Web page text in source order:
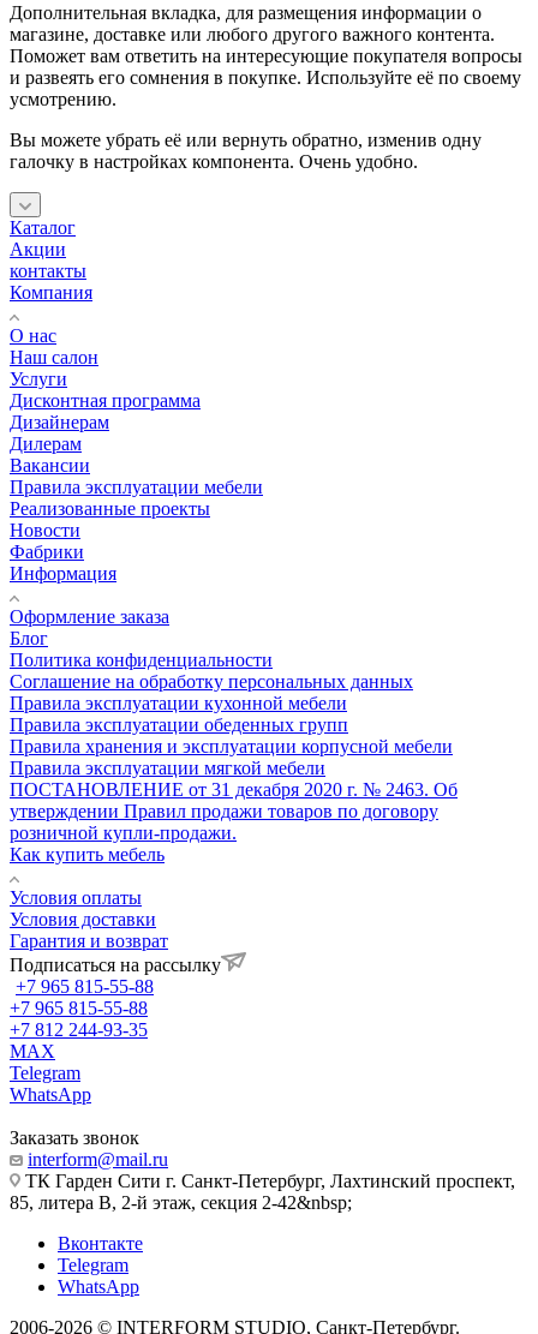
Дополнительная вкладка, для размещения информации о
магазине, доставке или любого другого важного контента.
Поможет вам ответить на интересующие покупателя вопросы
и развеять его сомнения в покупке. Используйте её по своему
усмотрению.
Вы можете убрать её или вернуть обратно, изменив одну
галочку в настройках компонента. Очень удобно.
Каталог
Акции
контакты
Компания
О нас
Наш салон
Услуги
Дисконтная программа
Дизайнерам
Дилерам
Вакансии
Правила эксплуатации мебели
Реализованные проекты
Новости
Фабрики
Информация
Оформление заказа
Блог
Политика конфиденциальности
Соглашение на обработку персональных данных
Правила эксплуатации кухонной мебели
Правила эксплуатации обеденных групп
Правила хранения и эксплуатации корпусной мебели
Правила эксплуатации мягкой мебели
ПОСТАНОВЛЕНИЕ от 31 декабря 2020 г. № 2463. Об
утверждении Правил продажи товаров по договору
розничной купли-продажи.
Как купить мебель
Условия оплаты
Условия доставки
Гарантия и возврат
Подписаться на рассылку
+7 965 815-55-88
+7 965 815-55-88
+7 812 244-93-35
MAX
Telegram
WhatsApp
Заказать звонок
interform@mail.ru
ТК Гарден Сити г. Санкт-Петербург, Лахтинский проспект,
85, литера В, 2-й этаж, секция 2-42&nbsp;
Вконтакте
Telegram
WhatsApp
2006-2026 © INTERFORM STUDIO, Санкт-Петербург.